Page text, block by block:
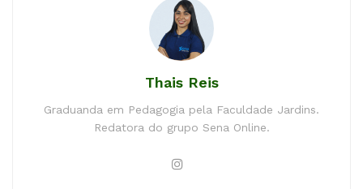
Thais Reis
Graduanda em Pedagogia pela Faculdade Jardins.
Redatora do grupo Sena Online.